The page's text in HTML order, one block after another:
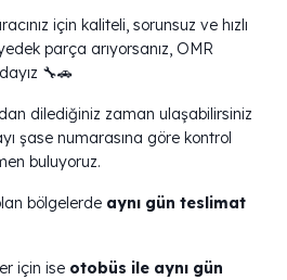
için kaliteli, sorunsuz ve hızlı
parça arıyorsanız, OMR
🔧🚗
dilediğiniz zaman ulaşabilirsiniz
şase numarasına göre kontrol
buluyoruz.
bölgelerde aynı gün teslimat
için ise otobüs ile aynı gün